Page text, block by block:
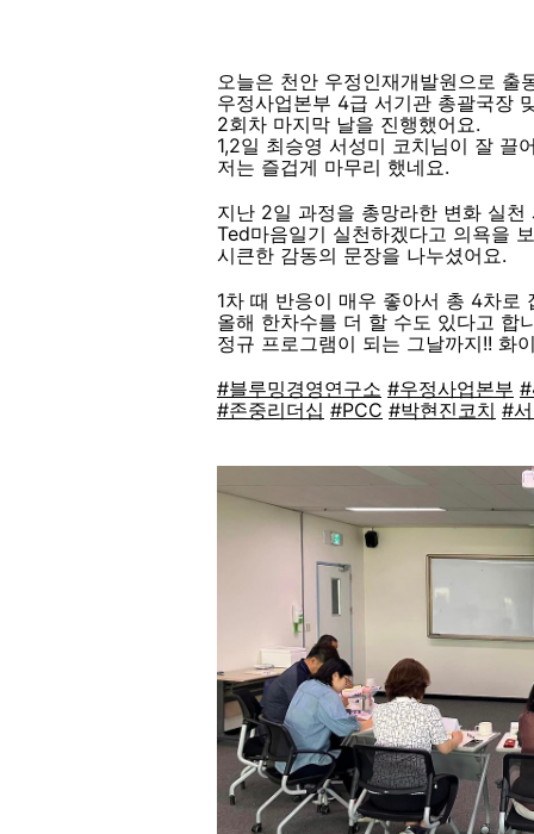
오늘은 천안 우정인재개발원으로 출
우정사업본부 4급 서기관 총괄국장
2회차 마지막 날을 진행했어요.
1,2일 최승영 서성미 코치님이 잘 끌
저는 즐겁게 마무리 했네요.
지난 2일 과정을 총망라한 변화 실
Ted마음일기 실천하겠다고 의욕을
시큰한 감동의 문장을 나누셨어요.
1차 때 반응이 매우 좋아서 총 4차로
올해 한차수를 더 할 수도 있다고 합
정규 프로그램이 되는 그날까지!! 화
#블루밍경영연구소 #우정사업본부
#존중리더십 #PCC #박현진코치 #